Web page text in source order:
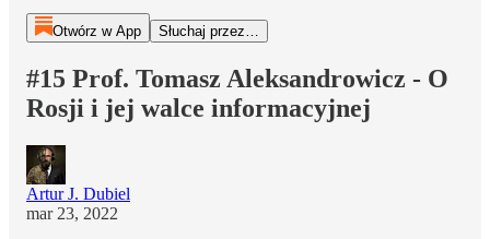
Otwórz w App Słuchaj przez…
#15 Prof. Tomasz Aleksandrowicz - O
Rosji i jej walce informacyjnej
Artur J. Dubiel
mar 23, 2022